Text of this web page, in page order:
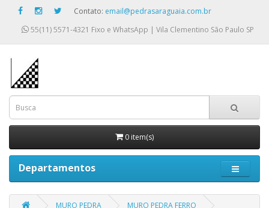
Contato: email@pedrasaraguaia.com.br
55(11) 5571-4321 Fixo e WhatsApp | Vila Clementino São Paulo SP
0 item(s)
Departamentos
MURO PEDRA MURO PEDRA FERRO